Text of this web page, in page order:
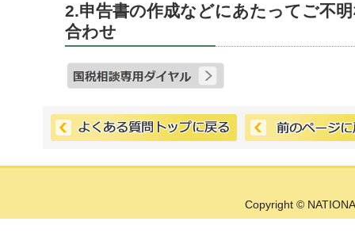
2.申告書の作成などにあたってご不
合わせ
Copyright ©